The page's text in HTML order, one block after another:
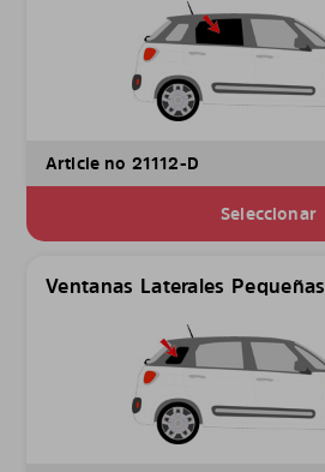
Article no 21112-D
Seleccionar
Ventanas Laterales Pequeñas